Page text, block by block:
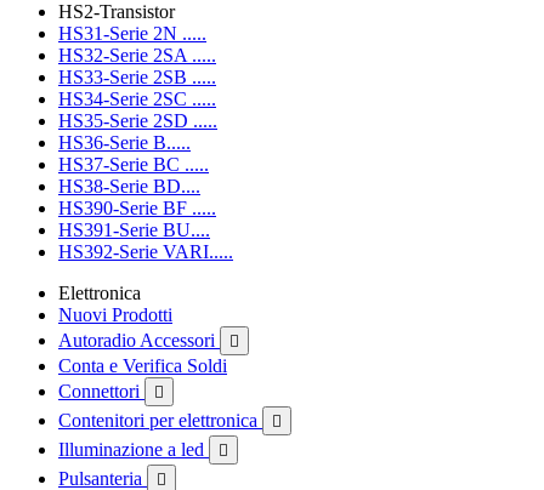
HS2-Transistor
HS31-Serie 2N .....
HS32-Serie 2SA .....
HS33-Serie 2SB .....
HS34-Serie 2SC .....
HS35-Serie 2SD .....
HS36-Serie B.....
HS37-Serie BC .....
HS38-Serie BD....
HS390-Serie BF .....
HS391-Serie BU....
HS392-Serie VARI.....
Elettronica
Nuovi Prodotti
Autoradio Accessori

Conta e Verifica Soldi
Connettori

Contenitori per elettronica 
Illuminazione a led 
Pulsanteria 